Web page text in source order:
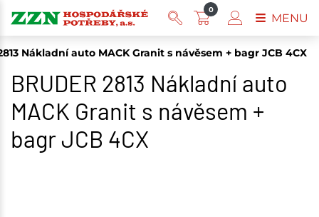
Nákladní auto MACK Granit s návěsem + bagr JCB 4CX
BRUDER 2813 Nákladní auto
MACK Granit s návěsem +
bagr JCB 4CX
0
MENU